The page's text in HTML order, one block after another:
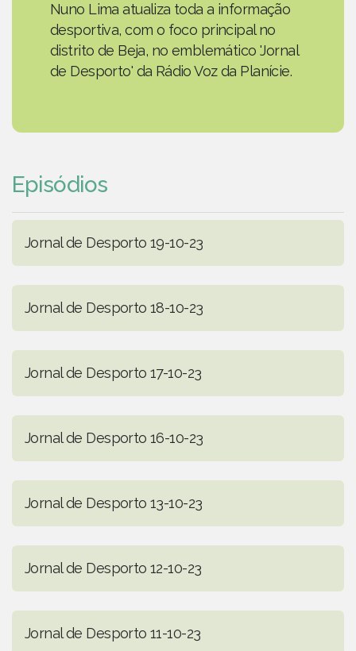
Nuno Lima atualiza toda a informação
desportiva, com o foco principal no
distrito de Beja, no emblemático 'Jornal
de Desporto' da Rádio Voz da Planície.
Episódios
Jornal de Desporto 19-10-23
Jornal de Desporto 18-10-23
Jornal de Desporto 17-10-23
Jornal de Desporto 16-10-23
Jornal de Desporto 13-10-23
Jornal de Desporto 12-10-23
Jornal de Desporto 11-10-23